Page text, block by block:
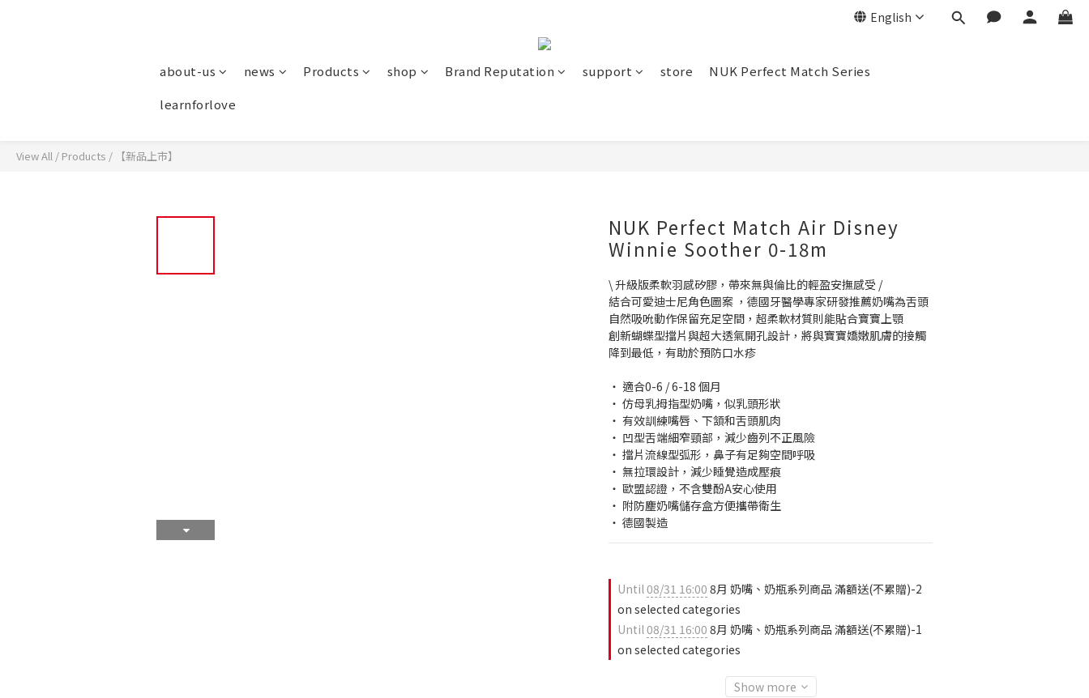
English
about-us news Products shop Brand Reputation support store
NUK Perfect Match Series
learnforlove
View All / Products / 【新品上市】
NUK Perfect Match Air Disney
Winnie Soother 0-18m
\ 升級版柔軟羽感矽膠，帶來無與倫比的輕盈安撫感受 /
結合可愛迪士尼角色圖案 ，德國牙醫學專家研發推薦奶嘴為舌頭
自然吸吮動作保留充足空間，超柔軟材質則能貼合寶寶上顎
創新蝴蝶型擋片與超大透氣開孔設計，將與寶寶嬌嫩肌膚的接觸
降到最低，有助於預防口水疹
‧ 適合0-6 / 6-18 個月
‧ 仿母乳拇指型奶嘴，似乳頭形狀
‧ 有效訓練嘴唇、下頷和舌頭肌肉
‧ 凹型舌端細窄頸部，減少齒列不正風險
‧ 擋片流線型弧形，鼻子有足夠空間呼吸
‧ 無拉環設計，減少睡覺造成壓痕
‧ 歐盟認證，不含雙酚A安心使用
‧ 附防塵奶嘴儲存盒方便攜帶衛生
‧ 德國製造
Until08/31 16:00 8月 奶嘴、奶瓶系列商品 滿額送(不累贈)-2
on selected categories
Until08/31 16:00 8月 奶嘴、奶瓶系列商品 滿額送(不累贈)-1
on selected categories
Show more